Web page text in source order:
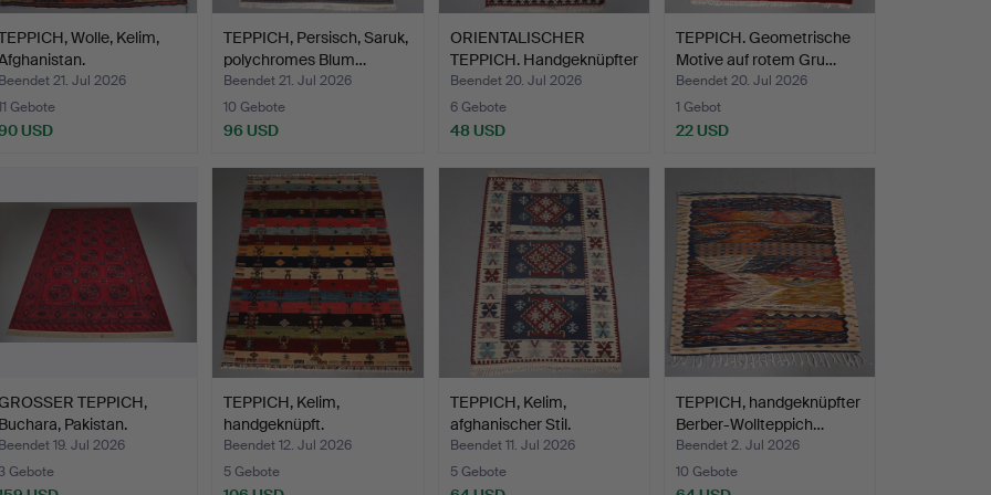
Wolle, Kelim,
Beendet 21. Jul 2026
Gebote
USD
TEPPICH, Persisch, Saruk,
polychromes Blum…
Beendet 21. Jul 2026
10 Gebote
96 USD
ORIENTALISCHER
TEPPICH. Handgeknüpfter
Geb…
Beendet 20. Jul 2026
6 Gebote
48 USD
TEPPICH. Geometrische
Motive auf rotem Gru…
Beendet 20. Jul 2026
1 Gebot
22 USD
TEPPICH,
Buchara, Pakistan.
Beendet 19. Jul 2026
Gebote
TEPPICH, Kelim,
handgeknüpft.
Beendet 12. Jul 2026
5 Gebote
TEPPICH, Kelim,
afghanischer Stil.
Beendet 11. Jul 2026
5 Gebote
TEPPICH, handgeknüpfter
Berber-Wollteppich…
Beendet 2. Jul 2026
10 Gebote